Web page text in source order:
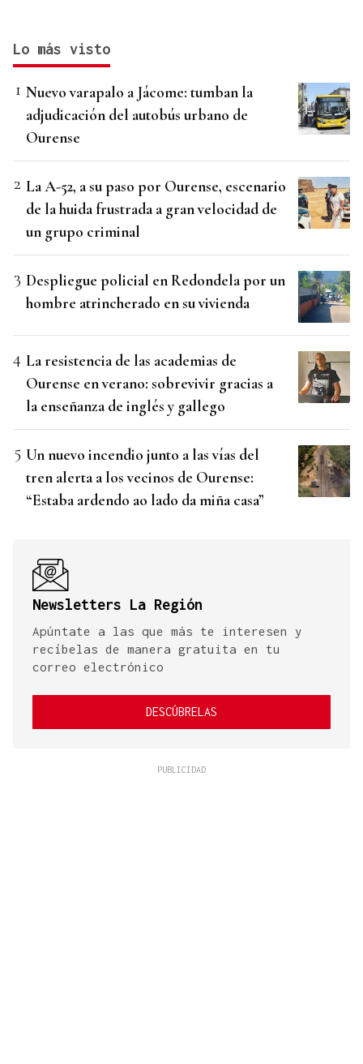
Lo más visto
Nuevo varapalo a Jácome: tumban la
adjudicación del autobús urbano de
Ourense
La A-52, a su paso por Ourense, escenario
de la huida frustrada a gran velocidad de
un grupo criminal
Despliegue policial en Redondela por un
hombre atrincherado en su vivienda
La resistencia de las academias de
Ourense en verano: sobrevivir gracias a
la enseñanza de inglés y gallego
Un nuevo incendio junto a las vías del
tren alerta a los vecinos de Ourense:
“Estaba ardendo ao lado da miña casa”
Newsletters La Región
Apúntate a las que más te interesen y
recíbelas de manera gratuita en tu
correo electrónico
DESCÚBRELAS